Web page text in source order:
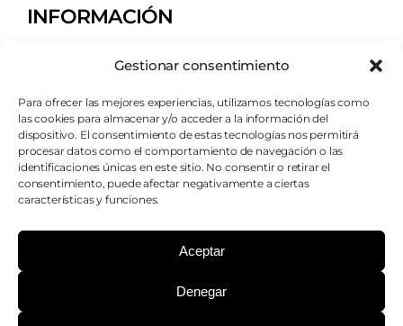
Gestionar consentimiento
Para ofrecer las mejores experiencias, utilizamos tecnologías como
las cookies para almacenar y/o acceder a la información del
dispositivo. El consentimiento de estas tecnologías nos permitirá
procesar datos como el comportamiento de navegación o las
identificaciones únicas en este sitio. No consentir o retirar el
consentimiento, puede afectar negativamente a ciertas
características y funciones.
Aceptar
Denegar
INFORMACIÓN
Quiénes somos
AVISOS LEGALES
Aviso legal
Política de privacidad